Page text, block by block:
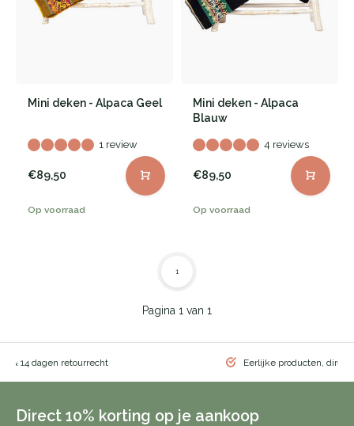
Mini deken - Alpaca Geel
1 review
€89,50
Op voorraad
Mini deken - Alpaca
Blauw
4 reviews
€89,50
Op voorraad
Pagina 1 van 1
1
& 14 dagen retourrecht Eerlijke producten, direct
Direct 10% korting op je aankoop